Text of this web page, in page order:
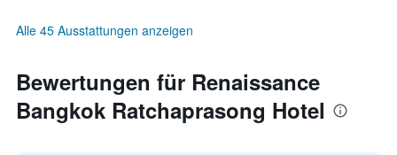
Alle 45 Ausstattungen anzeigen
Bewertungen für Renaissance
Bangkok Ratchaprasong Hotel